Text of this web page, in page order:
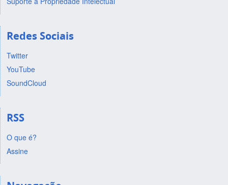
Redes Sociais
Twitter
YouTube
SoundCloud
RSS
O que é?
Assine